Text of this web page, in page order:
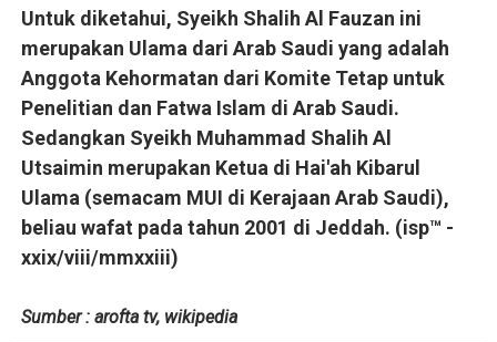
Untuk diketahui, Syeikh Shalih Al Fauzan ini
merupakan Ulama dari Arab Saudi yang adalah
Anggota Kehormatan dari Komite Tetap untuk
Penelitian dan Fatwa Islam di Arab Saudi.
Sedangkan Syeikh Muhammad Shalih Al
Utsaimin merupakan Ketua di Hai'ah Kibarul
Ulama (semacam MUI di Kerajaan Arab Saudi),
beliau wafat pada tahun 2001 di Jeddah. (isp™ -
xxix/viii/mmxxiii)
Sumber : arofta tv, wikipedia